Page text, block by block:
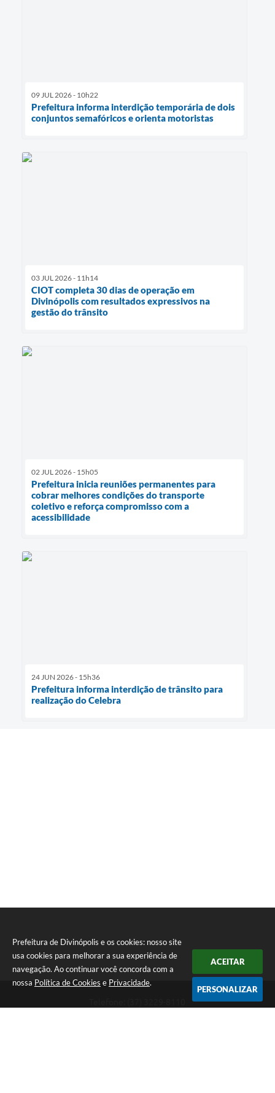
Prefeitura de Divinópolis e os cookies: nosso site
usa cookies para melhorar a sua experiência de
navegação. Ao continuar você concorda com a
nossa Política de Cookies e Privacidade.
ACEITAR
PERSONALIZAR
09 JUL 2026 - 10h22
Prefeitura informa interdição temporária de dois
conjuntos semafóricos e orienta motoristas
03 JUL 2026 - 11h14
CIOT completa 30 dias de operação em
Divinópolis com resultados expressivos na
gestão do trânsito
02 JUL 2026 - 15h05
Prefeitura inicia reuniões permanentes para
cobrar melhores condições do transporte
coletivo e reforça compromisso com a
acessibilidade
24 JUN 2026 - 15h36
Prefeitura informa interdição de trânsito para
realização do Celebra